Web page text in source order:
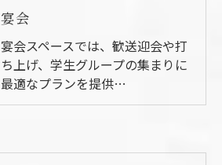
宴会
宴会スペースでは、歓送迎会や打
ち上げ、学生グループの集まりに
最適なプランを提供…